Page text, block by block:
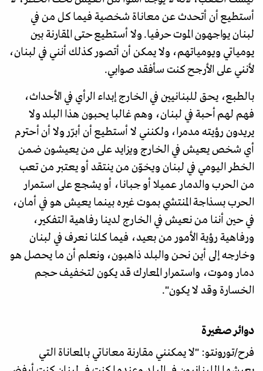
أستطيع أن أتحدث عن معاناة شخصية فيما كل من في
لبنان يواجهون الموت حرفيا. ولا أستطيع حتى المقارنة بين
يومياتي ويومياتهم، ولا يمكن أن أتصور كذلك أنني في لبنان،
لأنني على الأرجح كنت سأفقد صوابي.
بالطبع، يحق للبنانيين في الخارج إبداء الرأي في الأحداث،
فهم لهم أحبة في لبنان، وهم غالبا يحبون هذا البلد ولا
يريدون رؤيته مدمرا، ولكنني لا أستطيع أن أبرّر ولا أن أحترم
أي شخص يعيش في الخارج ويزايد على من يعيشون ضمن
الخطر اليومي في لبنان ويخوّن من ينتقد أو يعتبر من تعب
من الحرب والدمار عميلا أو جبانا، أو يشجع على استمرار
الحرب بسذاجة المنتشي بموت غيره بينما يعيش هو في أمان،
في حين أننا من نعيش في الخارج لدينا رفاهية التفكير،
ورفاهية رؤية الأمور من بعيد، فيما كلنا نعرف في لبنان
وخارجه إلى أين نحن والبلد ذاهبون، ونعلم أن ما يحصل هو
دمار وموت، واستمرار المعارك قد يكون لتخفيف حجم
الخسارة وقد لا يكون".
دوائر صغيرة
فرح/تورونتو: "لا يمكنني مقارنة معاناتي بالمعاناة التي